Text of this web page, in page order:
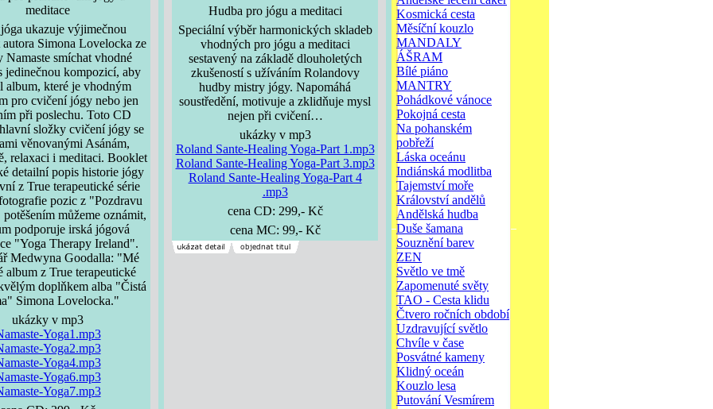
meditace
ukazuje výjimečnou
autora Simona Lovelocka ze
Namaste smíchat vhodné
jedinečnou kompozicí, aby
album, které je vhodným
pro cvičení jógy nebo jen
při poslechu. Toto CD
složky cvičení jógy se
věnovanými Asánám,
relaxaci i meditaci. Booklet
detailní popis historie jógy
z True terapeutické série
pozic z "Pozdravu
můžeme oznámit,
podporuje irská jógová
"Yoga Therapy Ireland".
Medwyna Goodalla: "Mé
album z True terapeutické
doplňkem alba "Čistá
Simona Lovelocka."
ukázky v mp3
Yoga1.mp3
Yoga2.mp3
Yoga4.mp3
Yoga6.mp3
Yoga7.mp3
Hudba pro jógu a meditaci
Speciální výběr harmonických skladeb
vhodných pro jógu a meditaci
sestavený na základě dlouholetých
zkušeností s užíváním Rolandovy
hudby mistry jógy. Napomáhá
soustředění, motivuje a zklidňuje mysl
nejen při cvičení…
ukázky v mp3
Roland Sante-Healing Yoga-Part 1.mp3
Roland Sante-Healing Yoga-Part 3.mp3
Roland Sante-Healing Yoga-Part 4
.mp3
cena CD: 299,- Kč
cena MC: 99,- Kč
Kosmická cesta
Měsíční kouzlo
MANDALY
ÁŠRAM
Bílé piáno
MANTRY
Pohádkové vánoce
Pokojná cesta
Na pohanském
pobřeží
Láska oceánu
Indiánská modlitba
Tajemství moře
Království andělů
Andělská hudba
Duše šamana
Souznění barev
ZEN
Světlo ve tmě
Zapomenuté světy
TAO - Cesta klidu
Čtvero ročních období
Uzdravující světlo
Chvíle v čase
Posvátné kameny
Klidný oceán
Kouzlo lesa
Putování Vesmírem